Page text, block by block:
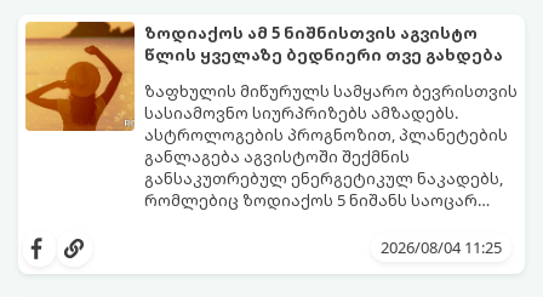
სურვილების გადადებასა და ხარჯების
მკაცრ კონტროლს. თუმცა, ახლა სიტუაცია
თანდათან შეიცვლება.
პრობლემები, რომლებიც უსასრულო
გეგონათ, უკან დაიხევს, ამასთან ერთად კი
გაჩნდება მეტი ნდობა მომავლის მიმართ.
რთული პერიოდის შემდეგ ეს ნიშნები
შეძლებენ ამოისუნთქონ და დაინახონ
ახალი შესაძლებლობები.
ზოდიაქოს ამ 5 ნიშნისთვის აგვისტო
წლის ყველაზე ბედნიერი თვე გახდება
ზაფხულის მიწურულს სამყარო ბევრისთვის
სასიამოვნო სიურპრიზებს ამზადებს.
ასტროლოგების პროგნოზით, პლანეტების
განლაგება აგვისტოში შექმნის
განსაკუთრებულ ენერგეტიკულ ნაკადებს,
რომლებიც ზოდიაქოს 5 ნიშანს საოცარ
ყველაზე ბედნიერი თვე აღმოჩნდება.
2026/08/04 11:25